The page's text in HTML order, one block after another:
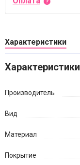
Характеристики
Характеристики
Производитель
Вид
Материал
Покрытие